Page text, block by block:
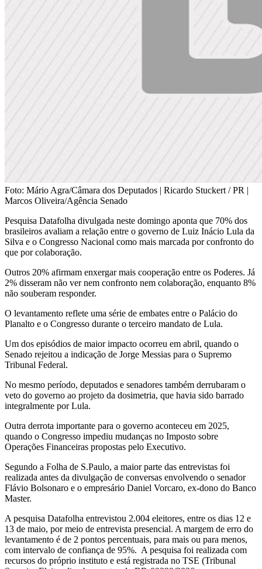
Foto: Mário Agra/Câmara dos Deputados | Ricardo Stuckert / PR |
Marcos Oliveira/Agência Senado
Pesquisa Datafolha divulgada neste domingo aponta que 70% dos
brasileiros avaliam a relação entre o governo de Luiz Inácio Lula da
Silva e o Congresso Nacional como mais marcada por confronto do
que por colaboração.
Outros 20% afirmam enxergar mais cooperação entre os Poderes. Já
2% disseram não ver nem confronto nem colaboração, enquanto 8%
não souberam responder.
O levantamento reflete uma série de embates entre o Palácio do
Planalto e o Congresso durante o terceiro mandato de Lula.
Um dos episódios de maior impacto ocorreu em abril, quando o
Senado rejeitou a indicação de Jorge Messias para o Supremo
Tribunal Federal.
No mesmo período, deputados e senadores também derrubaram o
veto do governo ao projeto da dosimetria, que havia sido barrado
integralmente por Lula.
Outra derrota importante para o governo aconteceu em 2025,
quando o Congresso impediu mudanças no Imposto sobre
Operações Financeiras propostas pelo Executivo.
Segundo a Folha de S.Paulo, a maior parte das entrevistas foi
realizada antes da divulgação de conversas envolvendo o senador
Flávio Bolsonaro e o empresário Daniel Vorcaro, ex-dono do Banco
Master.
A pesquisa Datafolha entrevistou 2.004 eleitores, entre os dias 12 e
13 de maio, por meio de entrevista presencial. A margem de erro do
levantamento é de 2 pontos percentuais, para mais ou para menos,
com intervalo de confiança de 95%. A pesquisa foi realizada com
recursos do próprio instituto e está registrada no TSE (Tribunal